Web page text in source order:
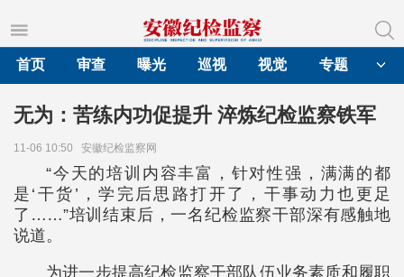
首页
审查 曝光 巡视 视觉 专题
无为：苦练内功促提升 淬炼纪检监察铁军
11-06 10:50 安徽纪检监察网
“今天的培训内容丰富，针对性强，满满的都
是‘干货’，学完后思路打开了，干事动力也更足
了……”培训结束后，一名纪检监察干部深有感触地
说道。
为进一步提高纪检监察干部队伍业务素质和履职